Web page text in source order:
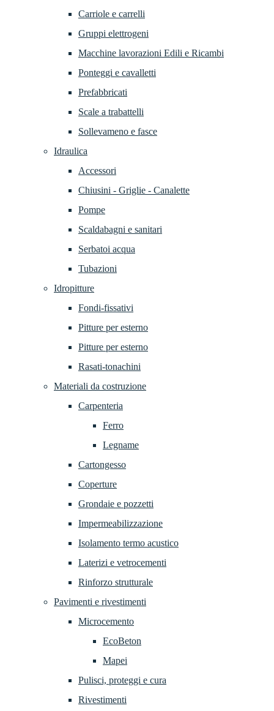
Carriole e carrelli
Gruppi elettrogeni
Macchine lavorazioni Edili e Ricambi
Ponteggi e cavalletti
Prefabbricati
Scale a trabattelli
Sollevameno e fasce
Idraulica
Accessori
Chiusini - Griglie - Canalette
Pompe
Scaldabagni e sanitari
Serbatoi acqua
Tubazioni
Idropitture
Fondi-fissativi
Pitture per esterno
Pitture per esterno
Rasati-tonachini
Materiali da costruzione
Carpenteria
Ferro
Legname
Cartongesso
Coperture
Grondaie e pozzetti
Impermeabilizzazione
Isolamento termo acustico
Laterizi e vetrocementi
Rinforzo strutturale
Pavimenti e rivestimenti
Microcemento
EcoBeton
Mapei
Pulisci, proteggi e cura
Rivestimenti